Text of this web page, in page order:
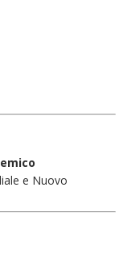
e Nuovo